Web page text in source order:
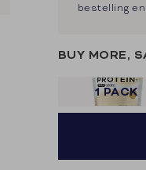
bestelling
BUY MORE,
1 PACK